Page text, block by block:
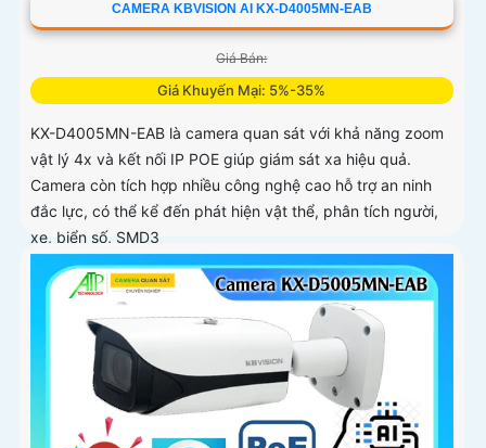
CAMERA KBVISION AI KX-D4005MN-EAB
Giá Bán:
Giá Khuyến Mại: 5%-35%
KX-D4005MN-EAB là camera quan sát với khả năng zoom
vật lý 4x và kết nối IP POE giúp giám sát xa hiệu quả.
Camera còn tích hợp nhiều công nghệ cao hỗ trợ an ninh
đắc lực, có thể kể đến phát hiện vật thể, phân tích người,
xe, biển số, SMD3